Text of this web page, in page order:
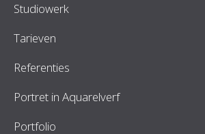
Studiowerk
Tarieven
Referenties
Portret in Aquarelverf
Portfolio